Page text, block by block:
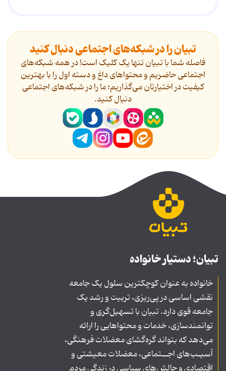
تبیان را در شبکه‌های اجتماعی دنبال کنید
فاصله شما با تبیان تنها یک کلیک است! در همه شبکه‌های
اجتماعی حاضریم و محتواهای داغ و دسته اول را با بهترین
کیفیت در اختیارتان می‌گذاریم؛ ما را در شبکه‌های اجتماعی
دنیال کنید.
تبیان؛ دستیار خانواده
خانواده به عنوان کوچکترین سلول یک جامعه
نقشی اساسی در پی‌ریزی، تربیت و رشد یک
جامعه قوی دارد. تبیان با تسهیل‌گری و
توانمندسازی، خدمات و محتواهایی را ارائه
می‌دهد که بتواند گره‌گشای معضلات فرهنگی،
آسیـب‌های اجــتماعی، معضلات معیشتی و